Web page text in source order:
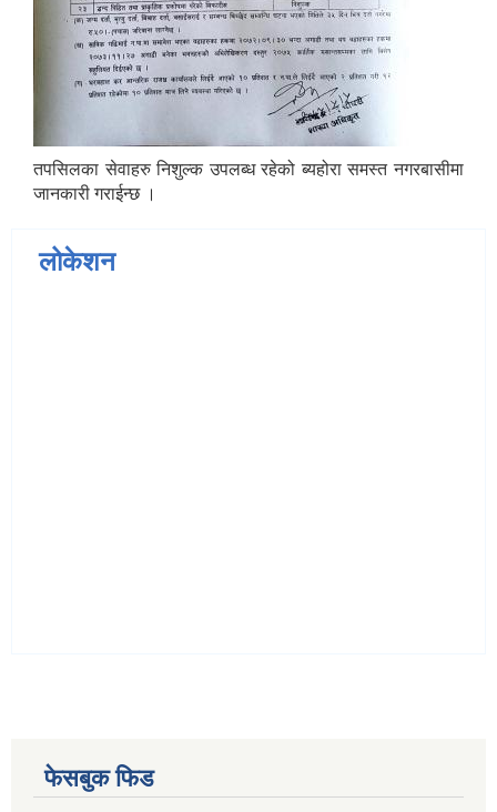
तपसिलका सेवाहरु निशुल्क उपलब्ध रहेको ब्यहोरा समस्त नगरबासीमा
जानकारी गराईन्छ ।
लोकेशन
फेसबुक फिड